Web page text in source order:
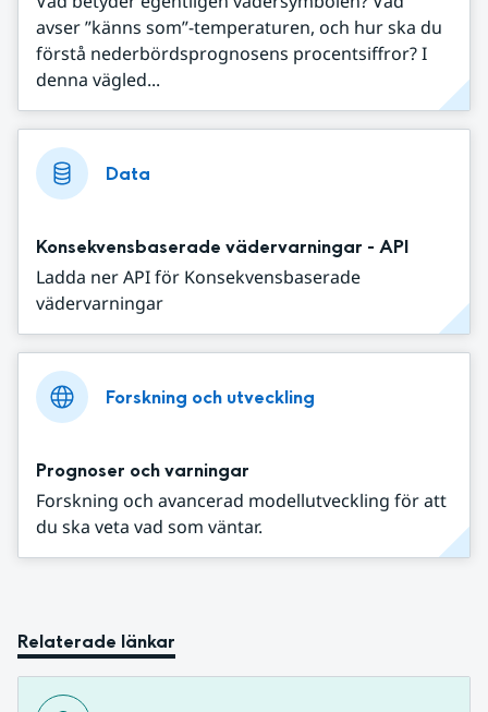
avser ”känns som”-temperaturen, och hur ska du
förstå nederbördsprognosens procentsiffror? I
denna vägled...
Data
Konsekvensbaserade vädervarningar - API
Ladda ner API för Konsekvensbaserade
vädervarningar
Forskning och utveckling
Prognoser och varningar
Forskning och avancerad modellutveckling för att
du ska veta vad som väntar.
Relaterade länkar